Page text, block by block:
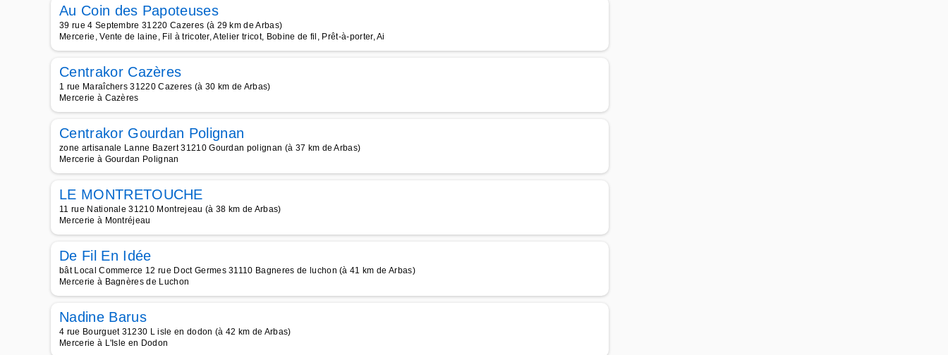
Au Coin des Papoteuses
39 rue 4 Septembre 31220 Cazeres (à 29 km de Arbas)
Mercerie, Vente de laine, Fil à tricoter, Atelier tricot, Bobine de fil, Prêt-à-porter, Ai
Centrakor Cazères
1 rue Maraîchers 31220 Cazeres (à 30 km de Arbas)
Mercerie à Cazères
Centrakor Gourdan Polignan
zone artisanale Lanne Bazert 31210 Gourdan polignan (à 37 km de Arbas)
Mercerie à Gourdan Polignan
LE MONTRETOUCHE
11 rue Nationale 31210 Montrejeau (à 38 km de Arbas)
Mercerie à Montréjeau
De Fil En Idée
bât Local Commerce 12 rue Doct Germes 31110 Bagneres de luchon (à 41 km de Arbas)
Mercerie à Bagnères de Luchon
Nadine Barus
4 rue Bourguet 31230 L isle en dodon (à 42 km de Arbas)
Mercerie à L'Isle en Dodon